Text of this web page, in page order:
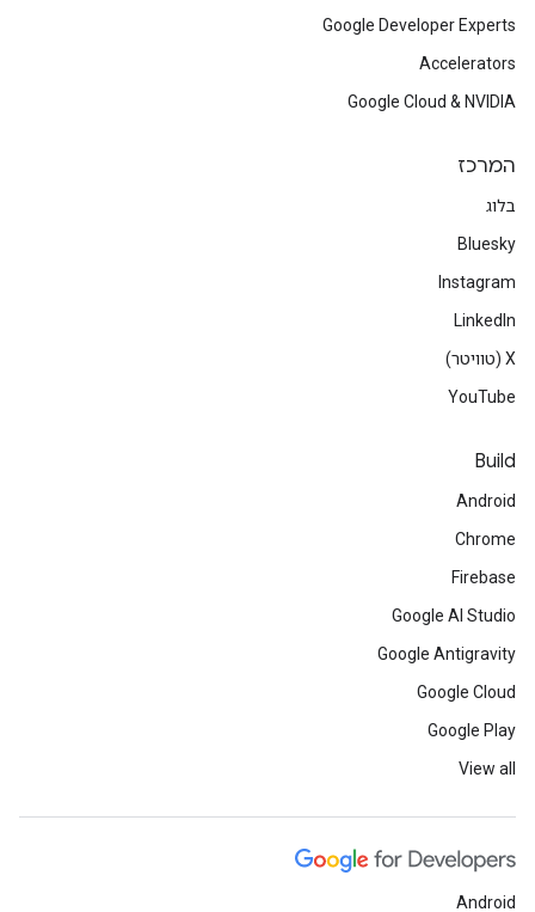
Google Developer Experts
Accelerators
Google Cloud & NVIDIA
המרכז
בלוג
Bluesky
Instagram
LinkedIn
‫X (טוויטר)
YouTube
Build
Android
Chrome
Firebase
Google AI Studio
Google Antigravity
Google Cloud
Google Play
View all
Android